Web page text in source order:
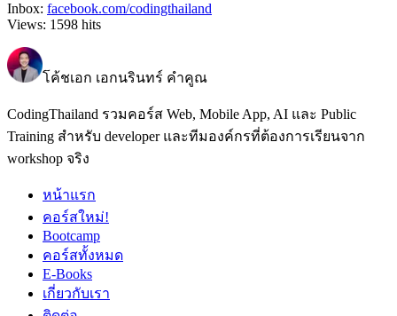
Inbox: facebook.com/codingthailand
Views: 1598 hits
โค้ชเอก เอกนรินทร์ คำคูณ
CodingThailand รวมคอร์ส Web, Mobile App, AI และ Public
Training สำหรับ developer และทีมองค์กรที่ต้องการเรียนจาก
workshop จริง
หน้าแรก
คอร์สใหม่!
Bootcamp
คอร์สทั้งหมด
E-Books
เกี่ยวกับเรา